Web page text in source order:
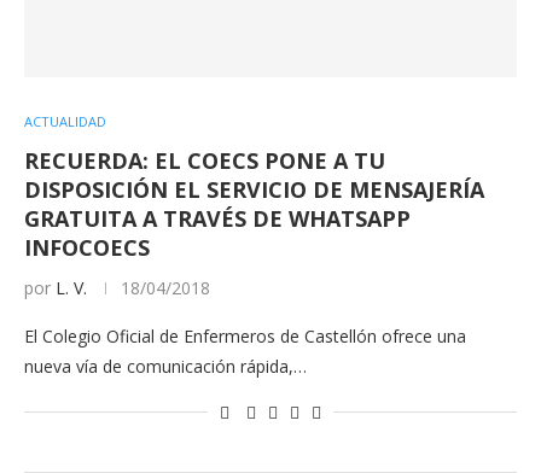
ACTUALIDAD
RECUERDA: EL COECS PONE A TU
DISPOSICIÓN EL SERVICIO DE MENSAJERÍA
GRATUITA A TRAVÉS DE WHATSAPP
INFOCOECS
por L. V. 18/04/2018
El Colegio Oficial de Enfermeros de Castellón ofrece una
nueva vía de comunicación rápida,…